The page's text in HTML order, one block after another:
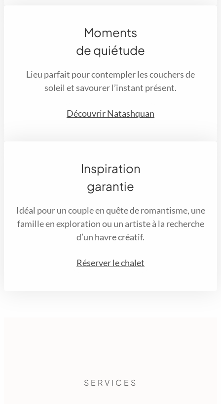
Moments
de quiétude
Lieu parfait pour contempler les couchers de
soleil et savourer l’instant présent.
Découvrir Natashquan
Inspiration
garantie
Idéal pour un couple en quête de romantisme, une
famille en exploration ou un artiste à la recherche
d’un havre créatif.
Réserver le chalet
SERVICES